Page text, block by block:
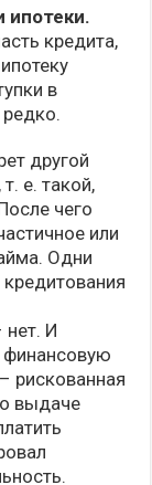
ипотеки.
кредита,
в
другой
е. такой,
чего
или
Одни
нет. И
финансовую
рискованная
выдаче